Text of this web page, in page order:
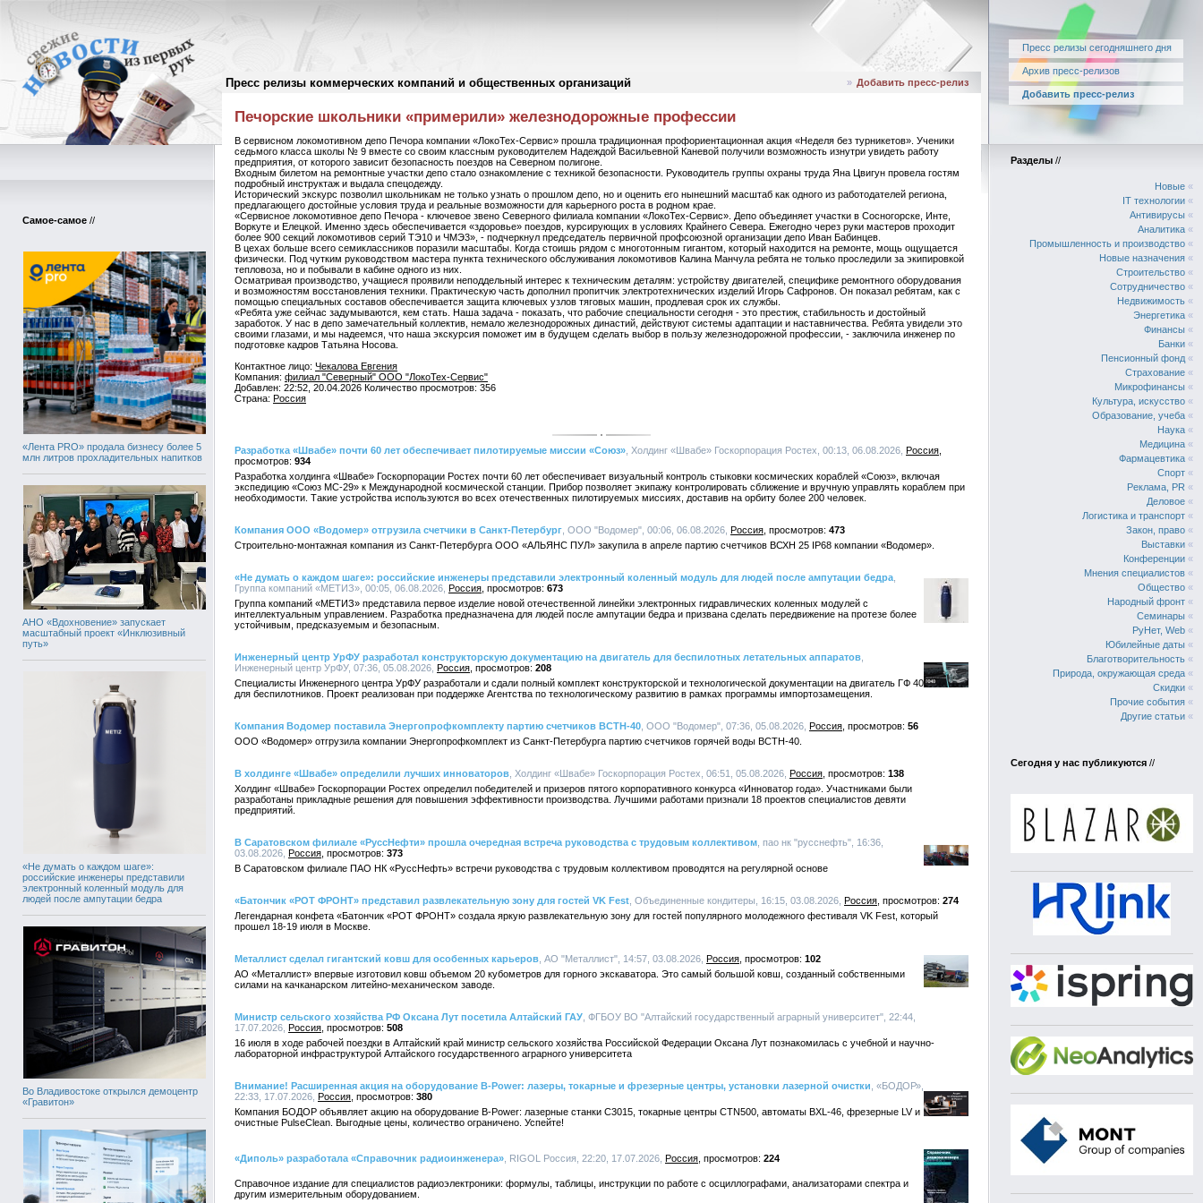
Пресс релизы коммерческих компаний и общественных организаций
Пресс релизы сегодняшнего дня
Архив пресс-релизов
Добавить пресс-релиз
Самое-самое //
«Лента PRO» продала бизнесу более 5
млн литров прохладительных напитков
АНО «Вдохновение» запускает
масштабный проект «Инклюзивный
путь»
«Не думать о каждом шаге»:
российские инженеры представили
электронный коленный модуль для
людей после ампутации бедра
Во Владивостоке открылся демоцентр
«Гравитон»
Пресс-релизы// » Добавить пресс-релиз
Печорские школьники «примерили» железнодорожные профессии
В сервисном локомотивном депо Печора компании «ЛокоТех-Сервис» прошла традиционная профориентационная акция «Неделя без турникетов». Ученики
седьмого класса школы № 9 вместе со своим классным руководителем Надеждой Васильевной Каневой получили возможность изнутри увидеть работу
предприятия, от которого зависит безопасность поездов на Северном полигоне.
Входным билетом на ремонтные участки депо стало ознакомление с техникой безопасности. Руководитель группы охраны труда Яна Цвигун провела гостям
подробный инструктаж и выдала спецодежду.
Исторический экскурс позволил школьникам не только узнать о прошлом депо, но и оценить его нынешний масштаб как одного из работодателей региона,
предлагающего достойные условия труда и реальные возможности для карьерного роста в родном крае.
«Сервисное локомотивное депо Печора - ключевое звено Северного филиала компании «ЛокоТех-Сервис». Депо объединяет участки в Сосногорске, Инте,
Воркуте и Елецкой. Именно здесь обеспечивается «здоровье» поездов, курсирующих в условиях Крайнего Севера. Ежегодно через руки мастеров проходит
более 900 секций локомотивов серий ТЭ10 и ЧМЭ3», - подчеркнул председатель первичной профсоюзной организации депо Иван Бабинцев.
В цехах больше всего семиклассников поразили масштабы. Когда стоишь рядом с многотонным гигантом, который находится на ремонте, мощь ощущается
физически. Под чутким руководством мастера пункта технического обслуживания локомотивов Калина Манчула ребята не только проследили за экипировкой
тепловоза, но и побывали в кабине одного из них.
Осматривая производство, учащиеся проявили неподдельный интерес к техническим деталям: устройству двигателей, специфике ремонтного оборудования
и возможностям восстановления техники. Практическую часть дополнил пропитчик электротехнических изделий Игорь Сафронов. Он показал ребятам, как с
помощью специальных составов обеспечивается защита ключевых узлов тяговых машин, продлевая срок их службы.
«Ребята уже сейчас задумываются, кем стать. Наша задача - показать, что рабочие специальности сегодня - это престиж, стабильность и достойный
заработок. У нас в депо замечательный коллектив, немало железнодорожных династий, действуют системы адаптации и наставничества. Ребята увидели это
своими глазами, и мы надеемся, что наша экскурсия поможет им в будущем сделать выбор в пользу железнодорожной профессии, - заключила инженер по
подготовке кадров Татьяна Носова.
Контактное лицо: Чекалова Евгения
Компания: филиал "Северный" ООО "ЛокоТех-Сервис"
Добавлен: 22:52, 20.04.2026 Количество просмотров: 356
Страна: Россия
Разработка «Швабе» почти 60 лет обеспечивает пилотируемые миссии «Союз» , Холдинг «Швабе» Госкорпорация Ростех, 00:13, 06.08.2026, Россия
934
Разработка холдинга «Швабе» Госкорпорации Ростех почти 60 лет обеспечивает визуальный контроль стыковки космических кораблей «Союз», включая
экспедицию «Союз МС-29» к Международной космической станции. Прибор позволяет экипажу контролировать сближение и вручную управлять кораблем при
необходимости. Такие устройства используются во всех отечественных пилотируемых миссиях, доставив на орбиту более 200 человек.
Компания ООО «Водомер» отгрузила счетчики в Санкт-Петербург , ООО "Водомер", 00:06, 06.08.2026, Россия
473
Строительно-монтажная компания из Санкт-Петербурга ООО «АЛЬЯНС ПУЛ» закупила в апреле партию счетчиков ВСХН 25 IP68 компании «Водомер».
«Не думать о каждом шаге»: российские инженеры представили электронный коленный модуль для людей после ампутации бедра
Группа компаний «МЕТИЗ», 00:05, 06.08.2026, Россия
673
Группа компаний «МЕТИЗ» представила первое изделие новой отечественной линейки электронных гидравлических коленных модулей с
интеллектуальным управлением. Разработка предназначена для людей после ампутации бедра и призвана сделать передвижение на протезе более
устойчивым, предсказуемым и безопасным.
Инженерный центр УрФУ разработал конструкторскую документацию на двигатель для беспилотных летательных аппаратов
Инженерный центр УрФУ, 07:36, 05.08.2026, Россия
208
Специалисты Инженерного центра УрФУ разработали и сдали полный комплект конструкторской и технологической документации на двигатель ГФ 40
для беспилотников. Проект реализован при поддержке Агентства по технологическому развитию в рамках программы импортозамещения.
Компания Водомер поставила Энергопрофкомплекту партию счетчиков ВСТН-40 , ООО "Водомер", 07:36, 05.08.2026, Россия
56
ООО «Водомер» отгрузила компании Энергопрофкомплект из Санкт-Петербурга партию счетчиков горячей воды ВСТН-40.
В холдинге «Швабе» определили лучших инноваторов , Холдинг «Швабе» Госкорпорация Ростех, 06:51, 05.08.2026, Россия
138
Холдинг «Швабе» Госкорпорации Ростех определил победителей и призеров пятого корпоративного конкурса «Инноватор года». Участниками были
разработаны прикладные решения для повышения эффективности производства. Лучшими работами признали 18 проектов специалистов девяти
предприятий.
В Саратовском филиале «РуссНефти» прошла очередная встреча руководства с трудовым коллективом , пао нк "русснефть", 16:36,
03.08.2026, Россия
373
В Саратовском филиале ПАО НК «РуссНефть» встречи руководства с трудовым коллективом проводятся на регулярной основе
«Батончик «РОТ ФРОНТ» представил развлекательную зону для гостей VK Fest , Объединенные кондитеры, 16:15, 03.08.2026, Россия
274
Легендарная конфета «Батончик «РОТ ФРОНТ» создала яркую развлекательную зону для гостей популярного молодежного фестиваля VK Fest, который
прошел 18-19 июля в Москве.
Металлист сделал гигантский ковш для особенных карьеров , АО "Металлист", 14:57, 03.08.2026, Россия
102
АО «Металлист» впервые изготовил ковш объемом 20 кубометров для горного экскаватора. Это самый большой ковш, созданный собственными
силами на качканарском литейно-механическом заводе.
Министр сельского хозяйства РФ Оксана Лут посетила Алтайский ГАУ , ФГБОУ ВО "Алтайский государственный аграрный университет", 22:44,
17.07.2026, Россия
508
16 июля в ходе рабочей поездки в Алтайский край министр сельского хозяйства Российской Федерации Оксана Лут познакомилась с учебной и научно-
лабораторной инфраструктурой Алтайского государственного аграрного университета
Внимание! Расширенная акция на оборудование B-Power: лазеры, токарные и фрезерные центры, установки лазерной очистки , «БОДОР»,
22:33, 17.07.2026, Россия
380
Компания БОДОР объявляет акцию на оборудование B-Power: лазерные станки C3015, токарные центры CTN500, автоматы BXL-46, фрезерные LV и
очистные PulseClean. Выгодные цены, количество ограничено. Успейте!
«Диполь» разработала «Справочник радиоинженера» , RIGOL Россия, 22:20, 17.07.2026, Россия 224
Справочное издание для специалистов радиоэлектроники: формулы, таблицы, инструкции по работе с осциллографами, анализаторами спектра и
другим измерительным оборудованием.
Разделы //
Новые «
IT технологии «
Антивирусы «
Аналитика «
Промышленность и производство «
Новые назначения «
Строительство «
Сотрудничество «
Недвижимость «
Энергетика «
Финансы «
Банки «
Пенсионный фонд «
Страхование «
Микрофинансы «
Культура, искусство «
Образование, учеба «
Наука «
Медицина «
Фармацевтика «
Спорт «
Реклама, PR «
Деловое «
Логистика и транспорт «
Закон, право «
Выставки «
Конференции «
Мнения специалистов «
Общество «
Народный фронт «
Семинары «
РуНет, Web «
Юбилейные даты «
Благотворительность «
Природа, окружающая среда «
Скидки «
Прочие события «
Другие статьи «
Сегодня у нас публикуются //